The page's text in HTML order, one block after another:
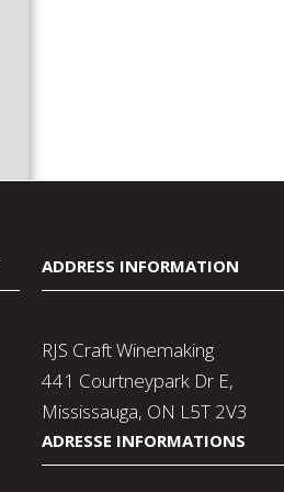
ADDRESS INFORMATION
RJS Craft Winemaking
441 Courtneypark Dr E,
Mississauga, ON L5T 2V3
ADRESSE INFORMATIONS